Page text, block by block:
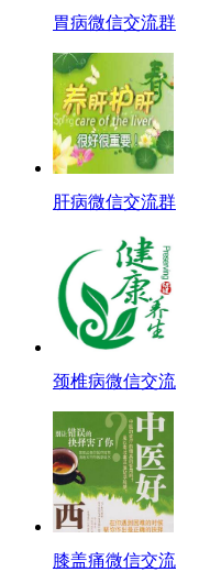
胃病微信交流群
肝病微信交流群
颈椎病微信交流
膝盖痛微信交流